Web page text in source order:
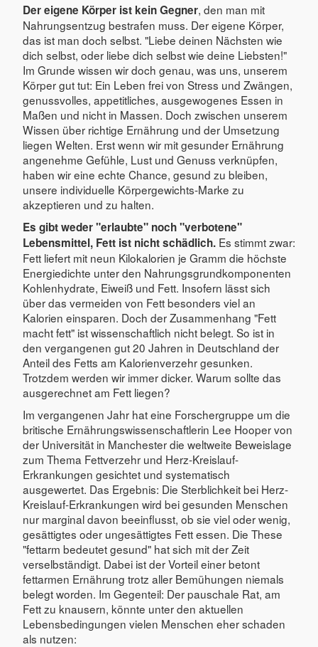
Der eigene Körper ist kein Gegner, den man mit
Nahrungsentzug bestrafen muss. Der eigene Körper,
das ist man doch selbst. "Liebe deinen Nächsten wie
dich selbst, oder liebe dich selbst wie deine Liebsten!"
Im Grunde wissen wir doch genau, was uns, unserem
Körper gut tut: Ein Leben frei von Stress und Zwängen,
genussvolles, appetitliches, ausgewogenes Essen in
Maßen und nicht in Massen. Doch zwischen unserem
Wissen über richtige Ernährung und der Umsetzung
liegen Welten. Erst wenn wir mit gesunder Ernährung
angenehme Gefühle, Lust und Genuss verknüpfen,
haben wir eine echte Chance, gesund zu bleiben,
unsere individuelle Körpergewichts-Marke zu
akzeptieren und zu halten.
Es gibt weder "erlaubte" noch "verbotene"
Lebensmittel, Fett ist nicht schädlich. Es stimmt zwar:
Fett liefert mit neun Kilokalorien je Gramm die höchste
Energiedichte unter den Nahrungsgrundkomponenten
Kohlenhydrate, Eiweiß und Fett. Insofern lässt sich
über das vermeiden von Fett besonders viel an
Kalorien einsparen. Doch der Zusammenhang "Fett
macht fett" ist wissenschaftlich nicht belegt. So ist in
den vergangenen gut 20 Jahren in Deutschland der
Anteil des Fetts am Kalorienverzehr gesunken.
Trotzdem werden wir immer dicker. Warum sollte das
ausgerechnet am Fett liegen?
Im vergangenen Jahr hat eine Forschergruppe um die
britische Ernährungswissenschaftlerin Lee Hooper von
der Universität in Manchester die weltweite Beweislage
zum Thema Fettverzehr und Herz-Kreislauf-
Erkrankungen gesichtet und systematisch
ausgewertet. Das Ergebnis: Die Sterblichkeit bei Herz-
Kreislauf-Erkrankungen wird bei gesunden Menschen
nur marginal davon beeinflusst, ob sie viel oder wenig,
gesättigtes oder ungesättigtes Fett essen. Die These
"fettarm bedeutet gesund" hat sich mit der Zeit
verselbständigt. Dabei ist der Vorteil einer betont
fettarmen Ernährung trotz aller Bemühungen niemals
belegt worden. Im Gegenteil: Der pauschale Rat, am
Fett zu knausern, könnte unter den aktuellen
Lebensbedingungen vielen Menschen eher schaden
als nutzen: